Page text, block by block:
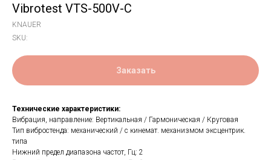
Vibrotest VTS-500V-C
KNAUER
SKU:
Заказать
Технические характеристики:
Вибрация, направление: Вертикальная / Гармоническая / Круговая
Тип вибростенда: механический / с кинемат. механизмом эксцентрик.
типа
Нижний предел диапазона частот, Гц: 2